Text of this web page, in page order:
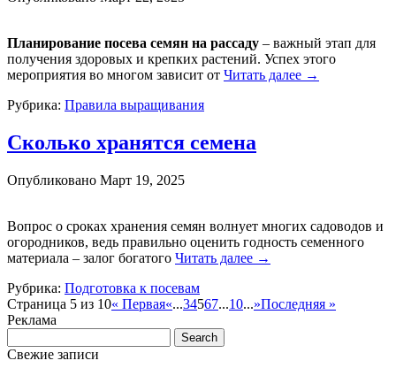
Планирование посева семян на рассаду – важный этап для
получения здоровых и крепких растений. Успех этого
мероприятия во многом зависит от Читать далее →
Рубрика: Правила выращивания
Сколько хранятся семена
Опубликовано Март 19, 2025
Вопрос о сроках хранения семян волнует многих садоводов и
огородников, ведь правильно оценить годность семенного
материала – залог богатого Читать далее →
Рубрика: Подготовка к посевам
Страница 5 из 10« Первая«...34567...10...»Последняя »
Реклама
Свежие записи